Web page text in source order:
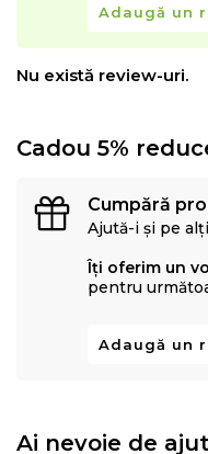
Adaugă un
Nu există review-uri.
Cadou 5%
Cumpără
Ajută-i și pe
Îți oferim un
pentru
Adaugă un
Ai nevoie de